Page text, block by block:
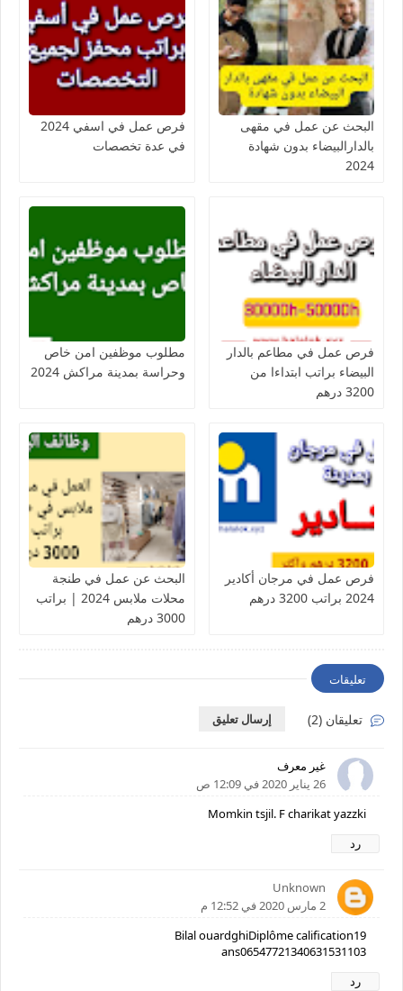
البحث عن عمل في مقهى
بالدارالبيضاء بدون شهادة
2024
فرص عمل في اسفي 2024
في عدة تخصصات
فرص عمل في مطاعم بالدار
البيضاء براتب ابتداءا من
3200 درهم
مطلوب موظفين امن خاص
وحراسة بمدينة مراكش 2024
فرص عمل في مرجان أكادير
2024 براتب 3200 درهم
البحث عن عمل في طنجة
محلات ملابس 2024 | براتب
3000 درهم
تعليقات
تعليقان (2) إرسال تعليق
غير معرف
26 يناير 2020 في 12:09 ص
Momkin tsjil. F charikat yazzki
رد
Unknown
2 مارس 2020 في 12:52 م
Bilal ouardghiDiplôme calification19
ans06547721340631531103
رد